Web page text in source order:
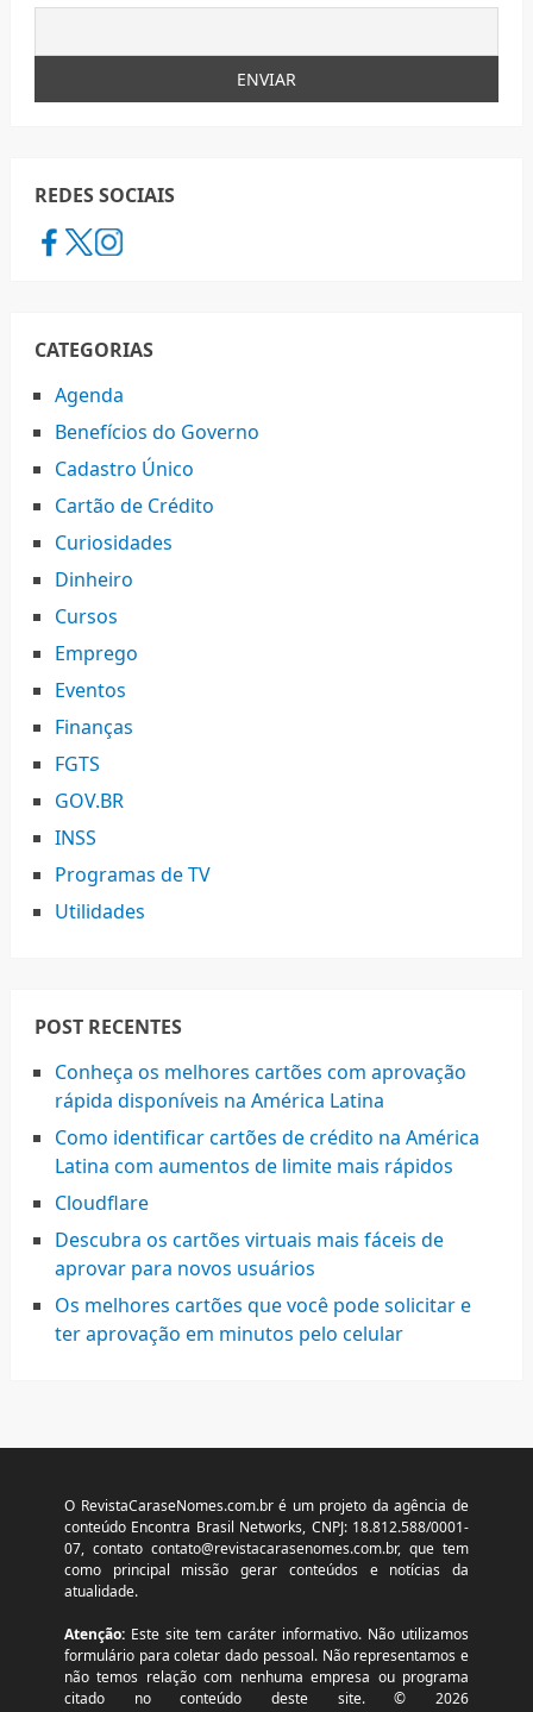
REDES SOCIAIS
CATEGORIAS
Agenda
Benefícios do Governo
Cadastro Único
Cartão de Crédito
Curiosidades
Dinheiro
Cursos
Emprego
Eventos
Finanças
FGTS
GOV.BR
INSS
Programas de TV
Utilidades
POST RECENTES
Conheça os melhores cartões com aprovação
rápida disponíveis na América Latina
Como identificar cartões de crédito na América
Latina com aumentos de limite mais rápidos
Cloudflare
Descubra os cartões virtuais mais fáceis de
aprovar para novos usuários
Os melhores cartões que você pode solicitar e
ter aprovação em minutos pelo celular
O RevistaCaraseNomes.com.br é um projeto da agência de
conteúdo Encontra Brasil Networks, CNPJ: 18.812.588/0001-
07, contato contato@revistacarasenomes.com.br, que tem
como principal missão gerar conteúdos e notícias da
atualidade.
Atenção:Este site tem caráter informativo. Não utilizamos
formulário para coletar dado pessoal. Não representamos e
não temos relação com nenhuma empresa ou programa
citado no conteúdo deste site. © 2026